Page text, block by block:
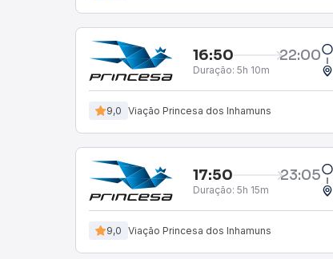
16:50 22:00
Duração: 5h 10m
9,0 Viação Princesa dos Inhamuns
17:50 23:05
Duração: 5h 15m
9,0 Viação Princesa dos Inhamuns